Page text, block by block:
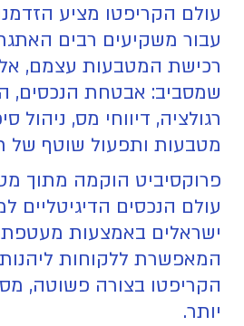
עולם הקריפטו מציע
עבור משקיעים רבים
רכישת המטבעות עצמם,
שמסביב: אבטחת הנכסים,
רגולציה, דיווחי מס, ניהול
מטבעות ותפעול שוטף
פרוקסיביט הוקמה מתוך
עולם הנכסים הדיגיטליים
ישראלים באמצעות
המאפשרת ללקוחות
הקריפטו בצורה פשוטה,
יותר.